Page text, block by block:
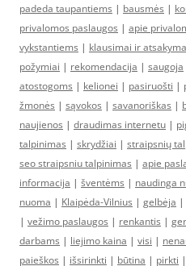
padeda taupantiems | bausmės |
privalomos paslaugos | apie
vykstantiems | klausimai ir
požymiai | rekomendacija | saugoja
atostogoms | kelionei | pasiruošti |
žmonės | sąvokos | savanoriškas |
naujienos | draudimas internetu |
talpinimas | skrydžiai | straipsnių
seo straipsniu talpinimas | apie
informacija | šventėms | naudinga
nuoma | Klaipėda-Vilnius | gelbėja |
| vežimo paslaugos | renkantis |
darbams | liejimo kaina | visi |
paieškos | išsirinkti | būtina | pirkti |